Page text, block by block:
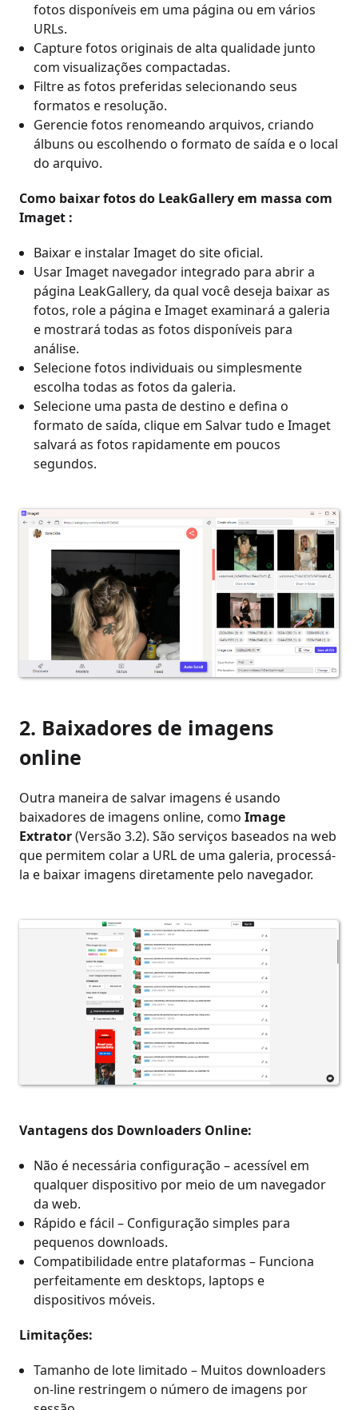
fotos disponíveis em uma página ou em vários
URLs.
Capture fotos originais de alta qualidade junto
com visualizações compactadas.
Filtre as fotos preferidas selecionando seus
formatos e resolução.
Gerencie fotos renomeando arquivos, criando
álbuns ou escolhendo o formato de saída e o local
do arquivo.
Como baixar fotos do LeakGallery em massa com
Imaget :
Baixar e instalar Imaget do site oficial.
Usar Imaget navegador integrado para abrir a
página LeakGallery, da qual você deseja baixar as
fotos, role a página e Imaget examinará a galeria
e mostrará todas as fotos disponíveis para
análise.
Selecione fotos individuais ou simplesmente
escolha todas as fotos da galeria.
Selecione uma pasta de destino e defina o
formato de saída, clique em Salvar tudo e Imaget
salvará as fotos rapidamente em poucos
segundos.
2. Baixadores de imagens
online
Outra maneira de salvar imagens é usando
baixadores de imagens online, como Image
Extrator(Versão 3.2). São serviços baseados na web
que permitem colar a URL de uma galeria, processá-
la e baixar imagens diretamente pelo navegador.
Vantagens dos Downloaders Online:
Não é necessária configuração – acessível em
qualquer dispositivo por meio de um navegador
da web.
Rápido e fácil – Configuração simples para
pequenos downloads.
Compatibilidade entre plataformas – Funciona
perfeitamente em desktops, laptops e
dispositivos móveis.
Limitações:
Tamanho de lote limitado – Muitos downloaders
on-line restringem o número de imagens por